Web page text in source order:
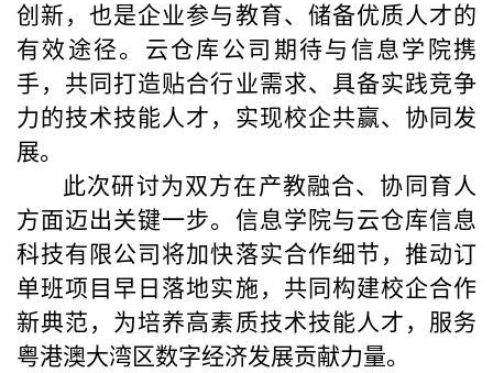
创新，也是企业参与教育、储备优质人才的
有效途径。云仓库公司期待与信息学院携
手，共同打造贴合行业需求、具备实践竞争
力的技术技能人才，实现校企共赢、协同发
展。
此次研讨为双方在产教融合、协同育人
方面迈出关键一步。信息学院与云仓库信息
科技有限公司将加快落实合作细节，推动订
单班项目早日落地实施，共同构建校企合作
新典范，为培养高素质技术技能人才，服务
粤港澳大湾区数字经济发展贡献力量。